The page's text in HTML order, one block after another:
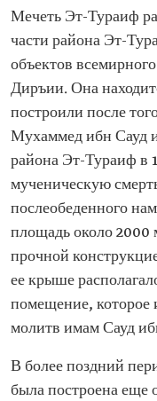
Мечеть Эт-Тураиф
части района Эт-
объектов
Диръии. Она
построили после
Мухаммед ибн Сауд
района Эт-Тураиф в
мученическую
послеобеденного
площадь около 2000
прочной
ее крыше
помещение, которое
молитв имам Сауд
В более поздний
была построена еще